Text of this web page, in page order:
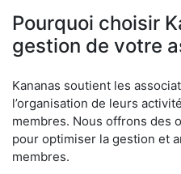
Pourquoi choisir
gestion de votre
Kananas soutient les
l’organisation de leurs
membres. Nous offrons des
pour optimiser la gestion et
membres.